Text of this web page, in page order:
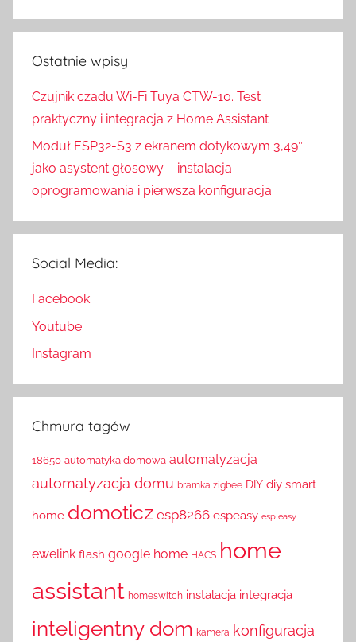
Ostatnie wpisy
Czujnik czadu Wi-Fi Tuya CTW-10. Test
praktyczny i integracja z Home Assistant
Moduł ESP32-S3 z ekranem dotykowym 3,49″
jako asystent głosowy – instalacja
oprogramowania i pierwsza konfiguracja
Social Media:
Facebook
Youtube
Instagram
Chmura tagów
18650 automatyka domowa automatyzacja
automatyzacja domu bramka zigbee DIY diy smart
home domoticz esp8266 espeasy esp easy
ewelink flash google home HACS home
assistant homeswitch instalacja integracja
inteligentny dom kamera konfiguracja